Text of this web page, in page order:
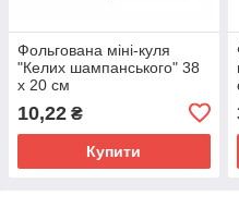
Фольгована міні-куля
"Келих шампанського" 38
х 20 см
10,22 ₴
Купити